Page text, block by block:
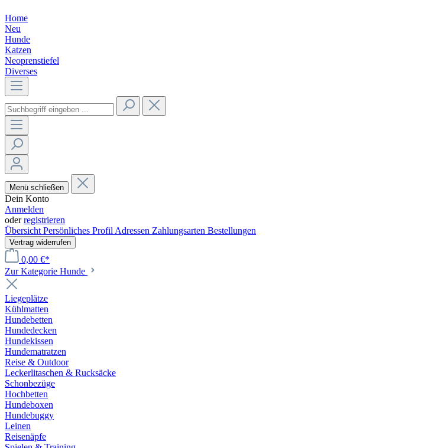
Home
Neu
Hunde
Katzen
Neoprenstiefel
Diverses
Menü schließen
Dein Konto
Anmelden
oderregistrieren
ÜbersichtPersönliches ProfilAdressen Zahlungsarten Bestellungen
Vertrag widerrufen
0,00 €*
Zur Kategorie Hunde
Liegeplätze
Kühlmatten
Hundebetten
Hundedecken
Hundekissen
Hundematratzen
Reise & Outdoor
Leckerlitaschen & Rucksäcke
Schonbezüge
Hochbetten
Hundeboxen
Hundebuggy
Leinen
Reisenäpfe